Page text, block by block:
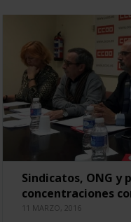
Sindicatos, ONG y
concentraciones
11 MARZO, 2016